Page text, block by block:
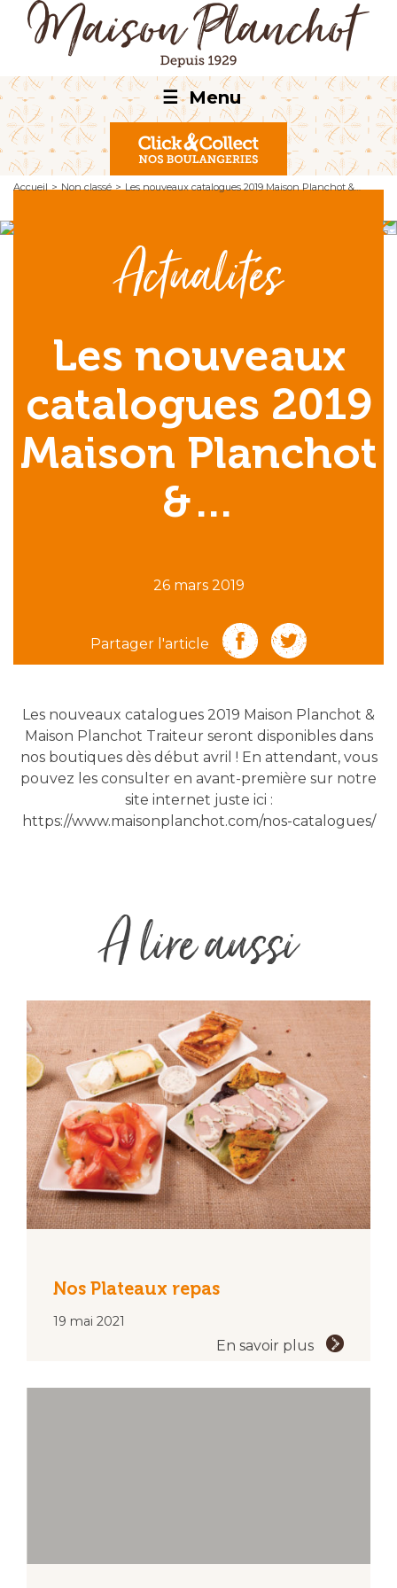
☰ Menu
Accueil > Non classé > Les nouveaux catalogues 2019 Maison Planchot &…
Actualités
Les nouveaux
catalogues 2019
Maison Planchot
&…
26 mars 2019
Partager l'article
Les nouveaux catalogues 2019 Maison Planchot &
Maison Planchot Traiteur seront disponibles dans
nos boutiques dès début avril ! En attendant, vous
pouvez les consulter en avant-première sur notre
site internet juste ici :
https://www.maisonplanchot.com/nos-catalogues/
A lire aussi
Nos Plateaux repas
19 mai 2021
En savoir plus